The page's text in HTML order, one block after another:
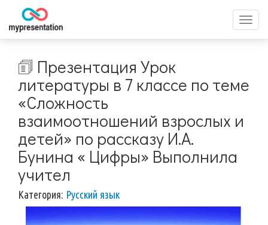
меню
🗊 Презентация Урок
литературы в 7 классе по теме
«Сложность
взаимоотношений взрослых и
детей» по рассказу И.А.
Бунина « Цифры» Выполнила
учител
Категория: Русский язык